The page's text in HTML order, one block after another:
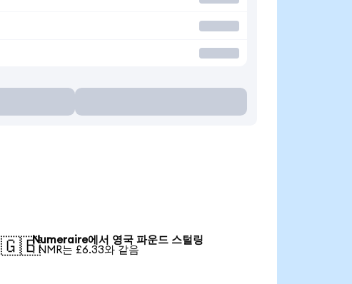
🇬🇧Numeraire에서 영국 파운드 스털링
1 NMR는 £6.33와 같음